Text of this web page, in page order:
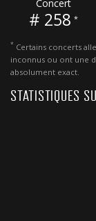
Concert
# 258 *
* Certains concerts
inconnus ou ont une
absolument exact.
STATISTIQUES